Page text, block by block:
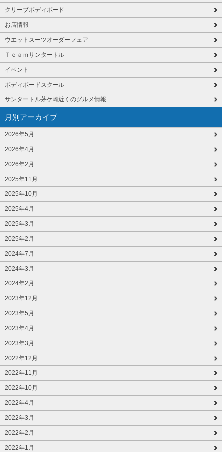
クリーブボディボード
お店情報
ウエットスーツオーダーフェア
Ｔｅａｍサンタートル
イベント
ボディボードスクール
サンタートル茅ケ崎近くのグルメ情報
月別アーカイブ
2026年5月
2026年4月
2026年2月
2025年11月
2025年10月
2025年4月
2025年3月
2025年2月
2024年7月
2024年3月
2024年2月
2023年12月
2023年5月
2023年4月
2023年3月
2022年12月
2022年11月
2022年10月
2022年4月
2022年3月
2022年2月
2022年1月